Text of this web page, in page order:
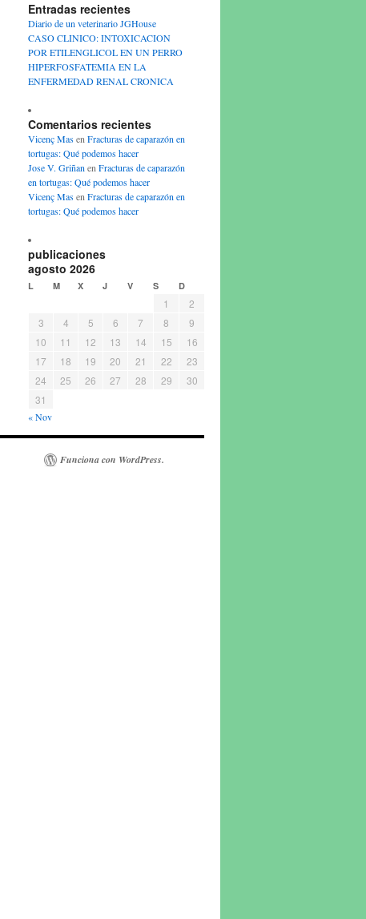
Entradas recientes
Diario de un veterinario JGHouse
CASO CLINICO: INTOXICACION
POR ETILENGLICOL EN UN PERRO
HIPERFOSFATEMIA EN LA
ENFERMEDAD RENAL CRONICA
Comentarios recientes
Vicenç Masen Fracturas de caparazón en
tortugas: Qué podemos hacer
Jose V. Griñan en Fracturas de caparazón
en tortugas: Qué podemos hacer
Vicenç Masen Fracturas de caparazón en
tortugas: Qué podemos hacer
publicaciones
agosto 2026
L M X J V S D
1
2
3
4 5 6 7 8
9
10
11 12 13 14 15
16
17
18 19 20 21 22
23
24
25 26 27 28 29
30
31
« Nov
Funciona con WordPress.